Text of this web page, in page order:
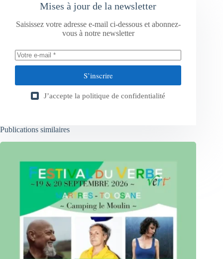
Mises à jour de la newsletter
Saisissez votre adresse e-mail ci-dessous et abonnez-
vous à notre newsletter
S’inscrire
J’accepte la politique de confidentialité
Publications similaires